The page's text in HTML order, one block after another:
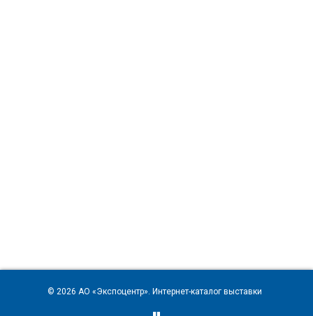
© 2026 АО «Экспоцентр». Интернет-каталог выставки